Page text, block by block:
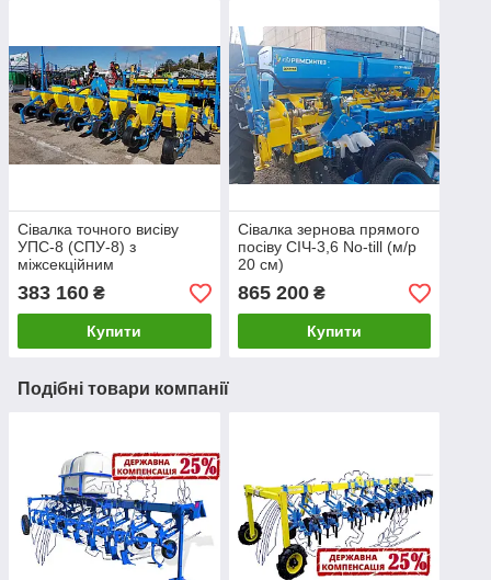
Сівалка точного висіву
УПС-8 (СПУ-8) з
міжсекційним
розміщенням коліс
383 160 ₴
Купити
Сівалка зернова прямого
посіву СІЧ-3,6 No-till (м/р
20 см)
865 200₴
Купити
Подібні товари компанії